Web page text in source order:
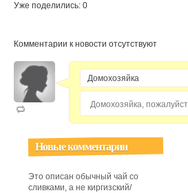
Уже поделились: 0
Комментарии к новости отсутствуют
Новые комментарии
Это описан обычный чай со
сливками, а не киргизский/